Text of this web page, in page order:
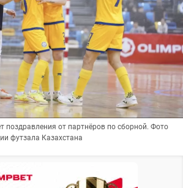
поздравления от партнёров по сборной. Фото
футзала Казахстана